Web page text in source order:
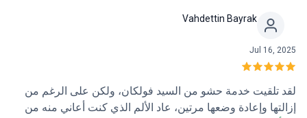
بأسناني وأعادها إلى مظهرها الأصلي الجمالي. كان الفريق بأكمله،
حظيت حقاً بتجربة ممتعة ولا يمكنني أن أوصي بعيادة ألبا دنت بما
فيه الكفاية. إنجين
Vahdettin Bayrak
Jul 16, 2025
لقد تلقيت خدمة حشو من السيد فولكان، ولكن على الرغم من
إزالتها وإعادة وضعها مرتين، عاد الألم الذي كنت أعاني منه من